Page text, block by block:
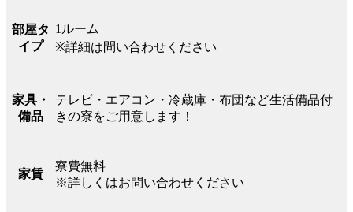
部屋タ
イプ
1ルーム
※詳細は問い合わせください
家具・
備品
テレビ・エアコン・冷蔵庫・布団など生活備品付
きの寮をご用意します！
家賃
寮費無料
※詳しくはお問い合わせください